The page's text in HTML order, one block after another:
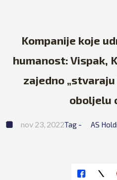
Kompanije koje
humanost: Vispak,
zajedno
oboljelu
nov 23, 2022Tag - AS